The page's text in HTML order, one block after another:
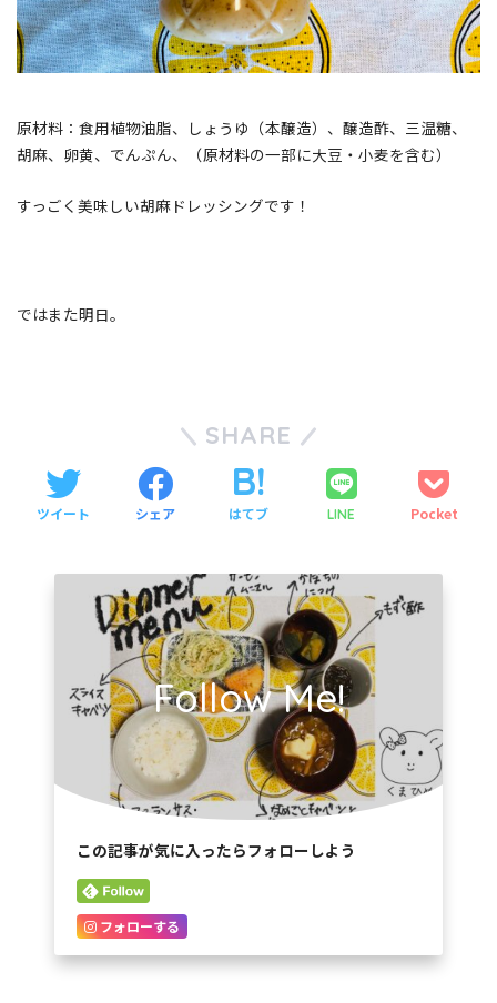
原材料：食用植物油脂、しょうゆ（本醸造）、醸造酢、三温糖、
胡麻、卵黄、でんぷん、（原材料の一部に大豆・小麦を含む）
すっごく美味しい胡麻ドレッシングです！
ではまた明日。
SHARE
ツイート シェア はてブ LINE Pocket
Follow Me!
この記事が気に入ったらフォローしよう
フォローする